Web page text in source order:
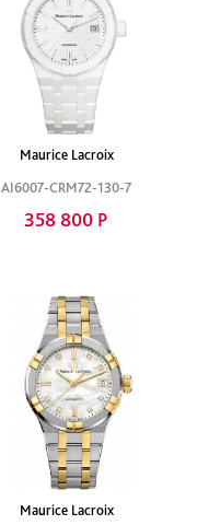
Maurice Lacroix
AI6007-CRM72-130-7
358 800 Р
Maurice Lacroix